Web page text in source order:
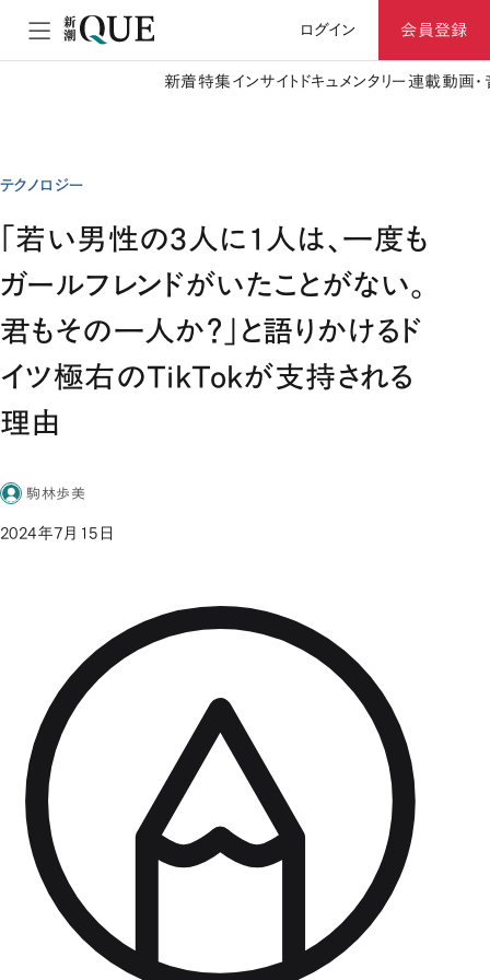
ログイン 会員登録
新着特集 インサイト ドキュメンタリー 連載動画
テクノロジー
「若い男性の3人に1人は、一度も
ガールフレンドがいたことがない。
君もその一人か？」と語りかけるド
イツ極右のTikTokが支持される
理由
駒林歩美
2024年7月15日